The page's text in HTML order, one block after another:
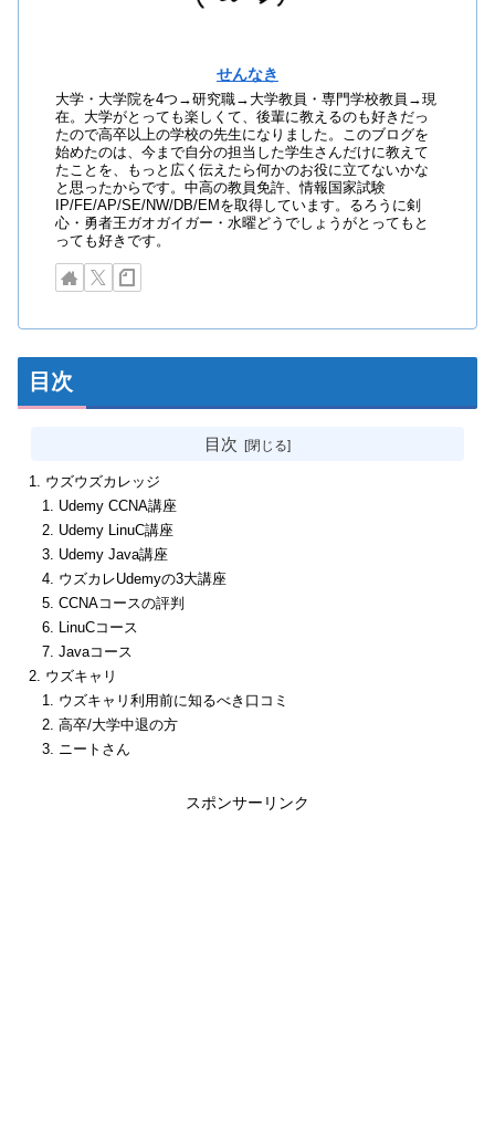
せんなき
大学・大学院を4つ→研究職→大学教員・専門学校教員→現
在。大学がとっても楽しくて、後輩に教えるのも好きだっ
たので高卒以上の学校の先生になりました。このブログを
始めたのは、今まで自分の担当した学生さんだけに教えて
たことを、もっと広く伝えたら何かのお役に立てないかな
と思ったからです。中高の教員免許、情報国家試験
IP/FE/AP/SE/NW/DB/EMを取得しています。るろうに剣
心・勇者王ガオガイガー・水曜どうでしょうがとってもと
っても好きです。
目次
目次
ウズウズカレッジ
Udemy CCNA講座
Udemy LinuC講座
Udemy Java講座
ウズカレUdemyの3大講座
CCNAコースの評判
LinuCコース
Javaコース
ウズキャリ
ウズキャリ利用前に知るべき口コミ
高卒/大学中退の方
ニートさん
スポンサーリンク